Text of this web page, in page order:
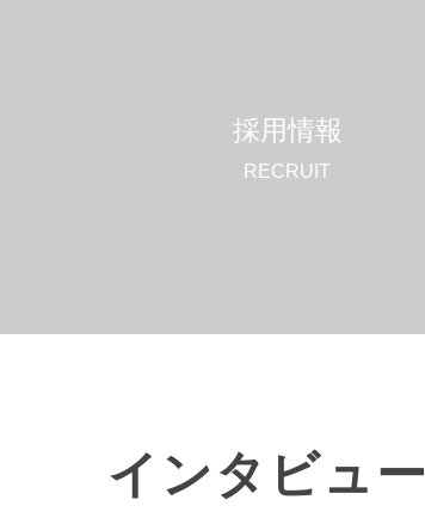
採用情報
RECRUIT
インタビュー